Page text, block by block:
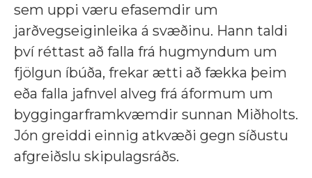
sem uppi væru efasemdir um
jarðvegseiginleika á svæðinu. Hann taldi
því réttast að falla frá hugmyndum um
fjölgun íbúða, frekar ætti að fækka þeim
eða falla jafnvel alveg frá áformum um
byggingarframkvæmdir sunnan Miðholts.
Jón greiddi einnig atkvæði gegn síðustu
afgreiðslu skipulagsráðs.